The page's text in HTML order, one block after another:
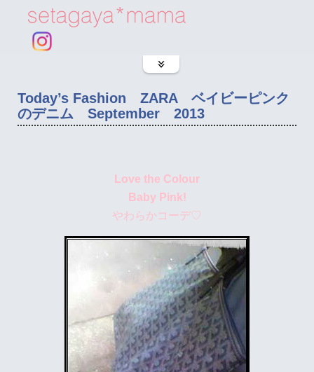
Today’s Fashion ZARA ベイビーピンク
のデニム September 2013
Love the Colour
Baby Pink!
やわらかコ ーデ♡